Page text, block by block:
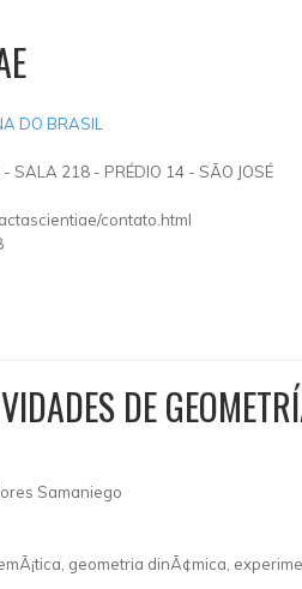
DO BRASIL
SALA 218 - PRÉDIO 14 - SÃO JOSÉ
contato.html
DE
Samaniego
geometria dinÃ¢mica,